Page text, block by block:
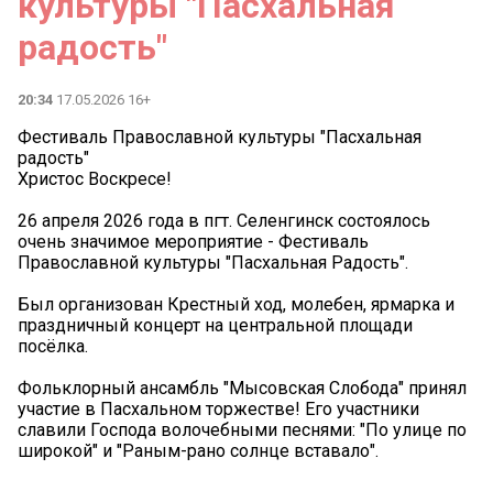
радость"
20:34 17.05.2026 16+
Фестиваль Православной культуры "Пасхальная
радость"
Христос Воскресе!
26 апреля 2026 года в пгт. Селенгинск состоялось
очень значимое мероприятие - Фестиваль
Православной культуры "Пасхальная Радость".
Был организован Крестный ход, молебен, ярмарка и
праздничный концерт на центральной площади
посёлка.
Фольклорный ансамбль "Мысовская Слобода" принял
участие в Пасхальном торжестве! Его участники
славили Господа волочебными песнями: "По улице по
широкой" и "Раным-рано солнце вставало".